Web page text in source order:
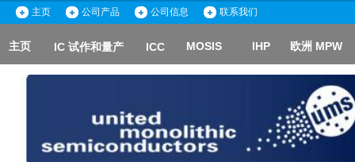
主页 公司产品 公司信息 联系我们
IHP 欧洲 MPW
主页 MOSIS
IC 试作和量产 ICC